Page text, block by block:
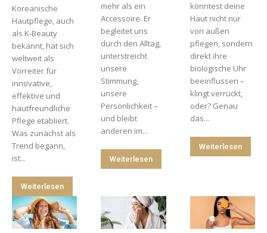
Koreanische
Hautpflege, auch
als K-Beauty
bekannt, hat sich
weltweit als
Vorreiter für
innovative,
effektive und
hautfreundliche
Pflege etabliert.
Was zunächst als
Trend begann,
ist...
Weiterlesen
mehr als ein
Accessoire. Er
begleitet uns
durch den Alltag,
unterstreicht
unsere
Stimmung,
unsere
Persönlichkeit –
und bleibt
anderen im...
Weiterlesen
könntest deine
Haut nicht nur
von außen
pflegen, sondern
direkt ihre
biologische Uhr
beeinflussen –
klingt verrückt,
oder? Genau
das...
Weiterlesen